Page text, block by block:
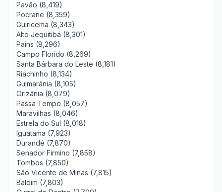
Pavão (8,419)
Pocrane (8,359)
Guiricema (8,343)
Alto Jequitibá (8,301)
Pains (8,296)
Campo Florido (8,269)
Santa Bárbara do Leste (8,181)
Riachinho (8,134)
Guimarânia (8,105)
Orizânia (8,079)
Passa Tempo (8,057)
Maravilhas (8,046)
Estrela do Sul (8,018)
Iguatama (7,923)
Durandé (7,870)
Senador Firmino (7,858)
Tombos (7,850)
São Vicente de Minas (7,815)
Baldim (7,803)